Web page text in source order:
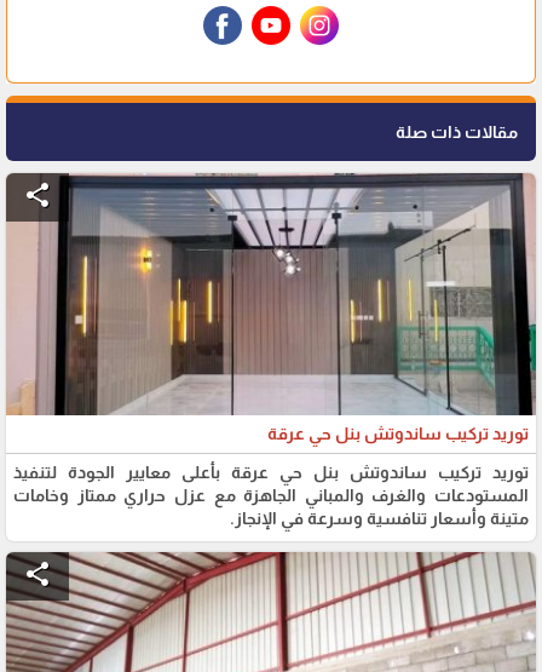
مقالات ذات صلة
share
توريد تركيب ساندوتش بنل حي عرقة
توريد تركيب ساندوتش بنل حي عرقة بأعلى معايير الجودة لتنفيذ
المستودعات والغرف والمباني الجاهزة مع عزل حراري ممتاز وخامات
متينة وأسعار تنافسية وسرعة في الإنجاز.
share